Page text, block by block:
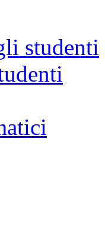
studenti